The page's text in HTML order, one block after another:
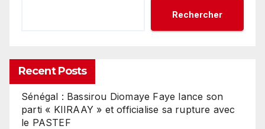
Rechercher
Recent Posts
Sénégal : Bassirou Diomaye Faye lance son
parti « KIIRAAY » et officialise sa rupture avec
le PASTEF